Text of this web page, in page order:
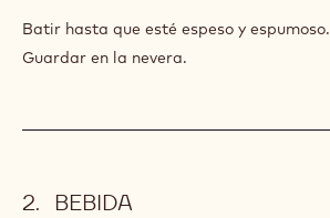
TOPPING
(PREPARAR
CON
Batir hasta que esté espeso y espumoso.
Guardar en la nevera.
BEBIDA